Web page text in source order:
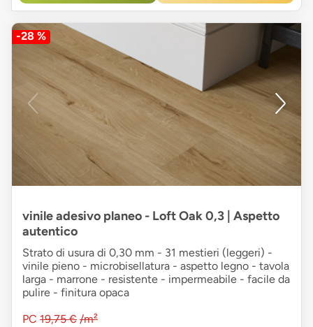
-28 %
vinile adesivo planeo - Loft Oak 0,3 | Aspetto
autentico
Strato di usura di 0,30 mm - 31 mestieri (leggeri) -
vinile pieno - microbisellatura - aspetto legno - tavola
larga - marrone - resistente - impermeabile - facile da
pulire - finitura opaca
PC 19,75 € /m²